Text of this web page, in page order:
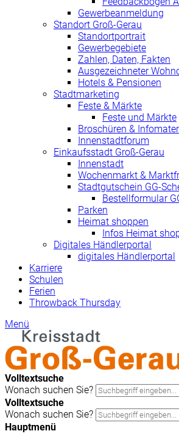
Gewerbeanmeldung
Standort Groß-Gerau
Standortportrait
Gewerbegebiete
Zahlen, Daten, Fakten
Ausgezeichneter
Hotels & Pensionen
Stadtmarketing
Feste & Märkte
Feste und Märkte
Broschüren &
Innenstadtforum
Einkaufsstadt Groß-Gerau
Innenstadt
Wochenmarkt &
Stadtgutschein GG-
Bestellformular
Parken
Heimat shoppen
Infos Heimat
Digitales Händlerportal
digitales Händlerportal
Karriere
Schulen
Ferien
Throwback Thursday
Menü
Volltextsuche
Wonach suchen Sie?
Volltextsuche
Wonach suchen Sie?
Hauptmenü